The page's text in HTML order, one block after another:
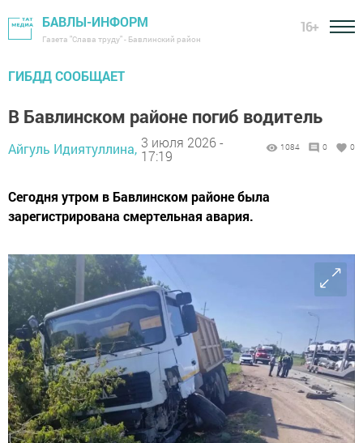
БАВЛЫ-ИНФОРМ
Газета "Слава труду" - Бавлинский район
16+
ГИБДД СООБЩАЕТ
В Бавлинском районе погиб водитель
Айгуль Идиятуллина, 3 июля 2026 -
17:19
1084 0 0
Сегодня утром в Бавлинском районе была
зарегистрирована смертельная авария.